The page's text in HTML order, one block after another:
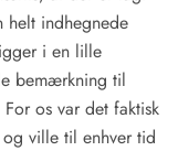
indhegnede
i en lille
bemærkning til
os var det faktisk
ville til enhver tid